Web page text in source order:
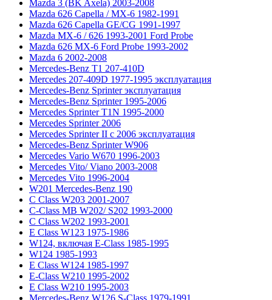
Mazda 3 (BK Axela) 2003-2008
Mazda 626 Capella / MX-6 1982-1991
Mazda 626 Capella GE/CG 1991-1997
Mazda MX-6 / 626 1993-2001 Ford Probe
Mazda 626 MX-6 Ford Probe 1993-2002
Mazda 6 2002-2008
Mercedes-Benz T1 207-410D
Mercedes 207-409D 1977-1995 эксплуатация
Mercedes-Benz Sprinter эксплуатация
Mercedes-Benz Sprinter 1995-2006
Mercedes Sprinter T1N 1995-2000
Mercedes Sprinter 2006
Mercedes Sprinter II с 2006 эксплуатация
Mercedes-Benz Sprinter W906
Mercedes Vario W670 1996-2003
Mercedes Vito/ Viano 2003-2008
Mercedes Vito 1996-2004
W201 Mercedes-Benz 190
C Class W203 2001-2007
C-Class MB W202/ S202 1993-2000
C Class W202 1993-2001
E Class W123 1975-1986
W124, включая E-Class 1985-1995
W124 1985-1993
E Class W124 1985-1997
E-Class W210 1995-2002
E Class W210 1995-2003